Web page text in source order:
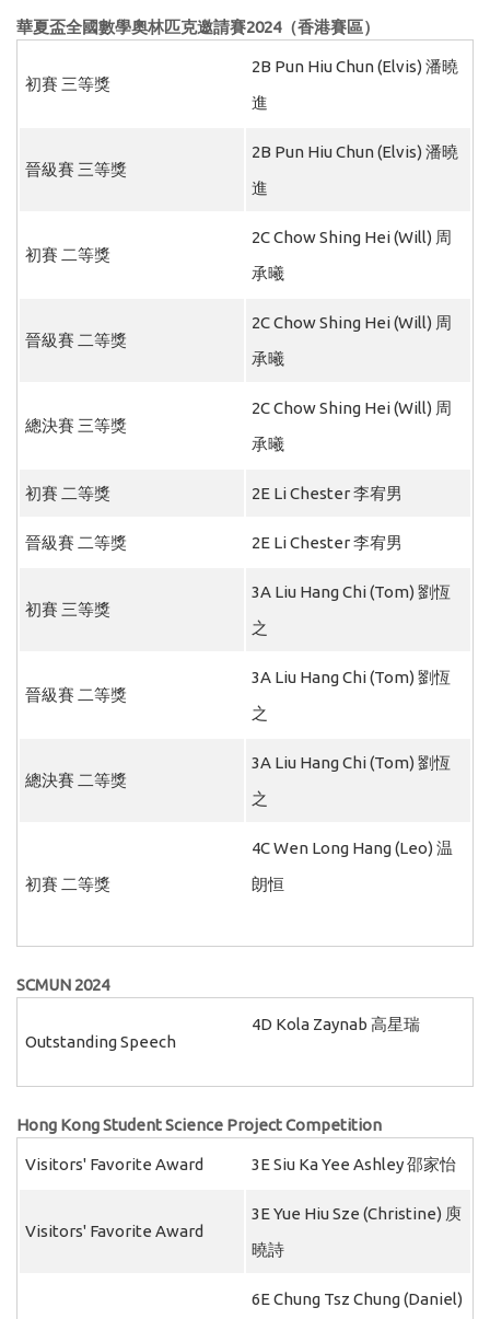
華夏盃全國數學奧林匹克邀請賽2024（香港賽區）
初賽 三等獎
2B Pun Hiu Chun (Elvis) 潘曉
進
晉級賽 三等獎
2B Pun Hiu Chun (Elvis) 潘曉
進
初賽 二等獎
2C Chow Shing Hei (Will) 周
承曦
晉級賽 二等獎
2C Chow Shing Hei (Will) 周
承曦
總決賽 三等獎
2C Chow Shing Hei (Will) 周
承曦
初賽 二等獎 2E Li Chester 李宥男
晉級賽 二等獎 2E Li Chester 李宥男
初賽 三等獎
3A Liu Hang Chi (Tom) 劉恆
之
晉級賽 二等獎
3A Liu Hang Chi (Tom) 劉恆
之
總決賽 二等獎
3A Liu Hang Chi (Tom) 劉恆
之
初賽 二等獎
4C Wen Long Hang (Leo) 温
朗恒
SCMUN 2024
Outstanding Speech
4D Kola Zaynab 高星瑞
Hong Kong Student Science Project Competition
Visitors' Favorite Award 3E Siu Ka Yee Ashley 邵家怡
Visitors' Favorite Award
3E Yue Hiu Sze (Christine) 庾
曉詩
6E Chung Tsz Chung (Daniel)